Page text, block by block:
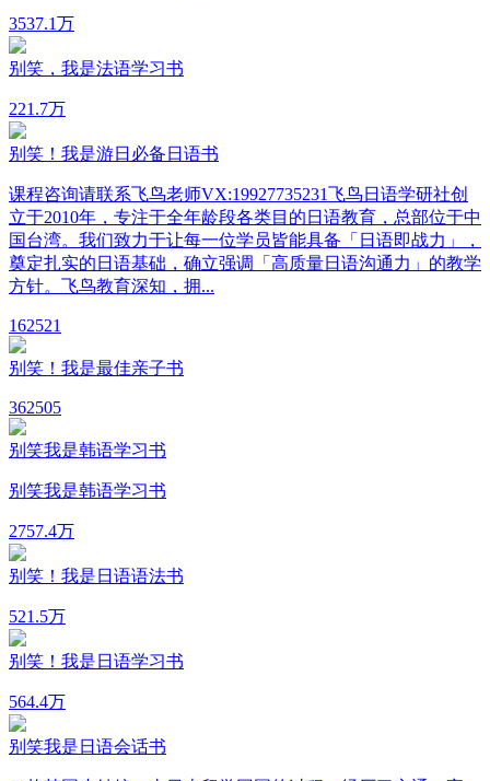
3537.1万
别笑，我是法语学习书
221.7万
别笑！我是游日必备日语书
课程咨询请联系飞鸟老师VX:19927735231飞鸟日语学研社创
立于2010年，专注于全年龄段各类目的日语教育，总部位于中
国台湾。我们致力于让每一位学员皆能具备「日语即战力」，
奠定扎实的日语基础，确立强调「高质量日语沟通力」的教学
方针。飞鸟教育深知，拥...
162521
别笑！我是最佳亲子书
362505
别笑我是韩语学习书
别笑我是韩语学习书
2757.4万
别笑！我是日语语法书
521.5万
别笑！我是日语学习书
564.4万
别笑我是日语会话书